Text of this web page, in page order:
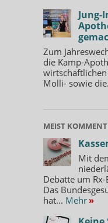
Jung-
Zum
die Kamp-
Molli- sowie
MEIST
Mit
Debatte um
Das
hat... Mehr »